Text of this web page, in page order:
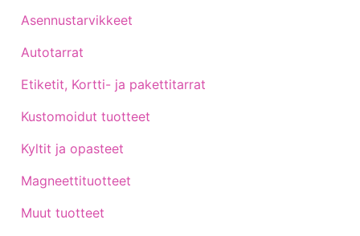
Asennustarvikkeet
Autotarrat
Etiketit, Kortti- ja pakettitarrat
Kustomoidut tuotteet
Kyltit ja opasteet
Magneettituotteet
Muut tuotteet